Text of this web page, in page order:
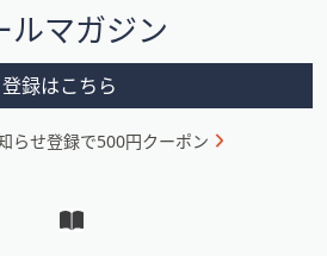
ルマガジン
登録はこちら
らせ登録で500円クーポン